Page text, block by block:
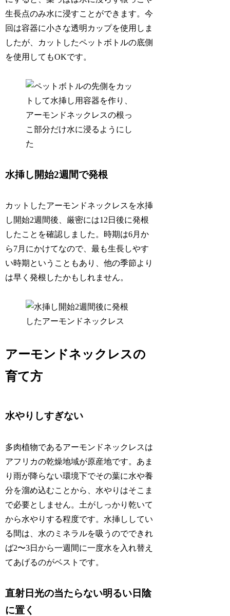
生長点のみ水に浸すことができます。今
回は容器に小さな透明カップを使用しま
したが、カットしたペットボトルの底側
を使用してもOKです。
水挿し開始2週間で発根
カットしたアーモンドネックレスを水挿
し開始2週間後、厳密には12日後に発根
したことを確認しました。時期は6月か
ら7月にかけてなので、最も生長しやす
い時期ということもあり、他の季節より
は早く発根したかもしれません。
アーモンドネックレスの
育て方
水やりしすぎない
多肉植物であるアーモンドネックレスは
アフリカの乾燥地域が原産地です。あま
り雨が降らない環境下でその葉に水や養
分を溜め込むことから、水やりはそこま
で必要としません。土がしっかり乾いて
から水やりする程度です。水挿ししてい
る間は、水のミネラルを吸うのでできれ
ば2〜3日から一週間に一度水を入れ替え
てあげるのがベストです。
直射日光の当たらない明るい日陰
に置く